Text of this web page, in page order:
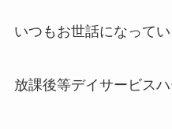
いつもお世話になってい
放課後等デイサービス